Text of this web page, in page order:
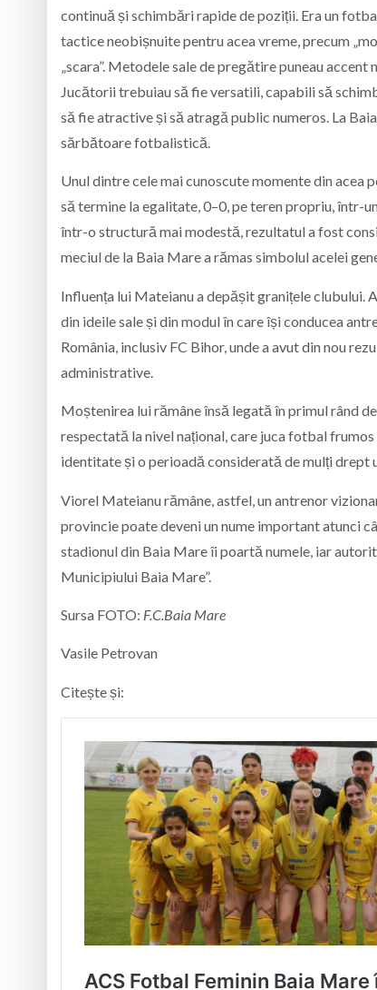
continuă și schimbări rapide de poziții. Era un
tactice neobișnuite pentru acea vreme, precum
„scara”. Metodele sale de pregătire puneau
Jucătorii trebuiau să fie versatili, capabili să
să fie atractive și să atragă public numeros. La
sărbătoare fotbalistică.
Unul dintre cele mai cunoscute momente din acea
să termine la egalitate, 0–0, pe teren propriu, într-
într-o structură mai modestă, rezultatul a fost
meciul de la Baia Mare a rămas simbolul acelei
Influența lui Mateianu a depășit granițele clubului.
din ideile sale și din modul în care își conducea
România, inclusiv FC Bihor, unde a avut din nou
administrative.
Moștenirea lui rămâne însă legată în primul rând
respectată la nivel național, care juca fotbal
identitate și o perioadă considerată de mulți drept
Viorel Mateianu rămâne, astfel, un antrenor
provincie poate deveni un nume important atunci
stadionul din Baia Mare îi poartă numele, iar
Municipiului Baia Mare”.
Sursa FOTO: F.C.Baia Mare
Vasile Petrovan
Citește și: